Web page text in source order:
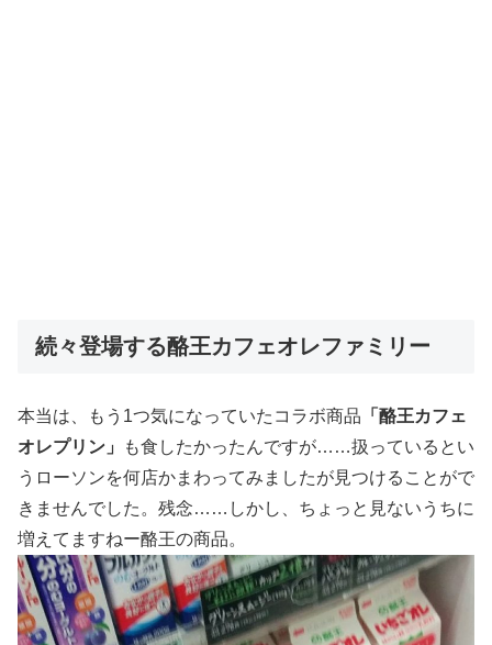
続々登場する酪王カフェオレファミリー
本当は、もう1つ気になっていたコラボ商品 「酪王カフェ
オレプリン」
も食したかったんですが……扱っているとい
うローソンを何店かまわってみましたが見つけることがで
きませんでした。残念……しかし、ちょっと見ないうちに
増えてますねー酪王の商品。